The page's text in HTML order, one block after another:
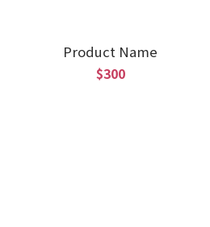
Product Name
$300